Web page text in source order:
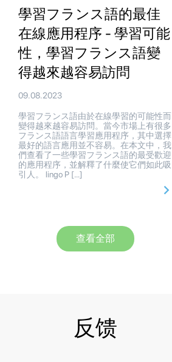
學習フランス語的最佳
在線應用程序 - 學習可能
性，學習フランス語變
得越來越容易訪問
09.08.2023
學習フランス語由於在線學習的可能性而
變得越來越容易訪問。當今市場上有很多
フランス語語言學習應用程序，其中選擇
最好的語言應用並不容易。在本文中，我
們查看了一些學習フランス語的最受歡迎
的應用程序，並解釋了什麼使它們如此吸
引人。 lingo P […]
查看全部
反馈